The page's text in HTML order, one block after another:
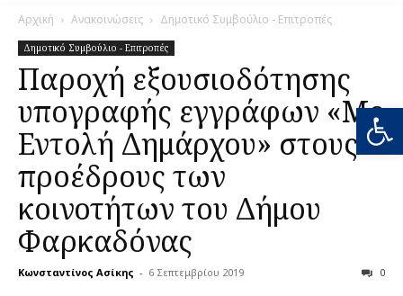
Αρχική Ανακοινώσεις Δημοτικό Συμβούλιο - Επιτροπές
Δημοτικό Συμβούλιο - Επιτροπές
Παροχή εξουσιοδότησης
υπογραφής εγγράφων «Με
Εντολή Δημάρχου» στους
προέδρους των
κοινοτήτων του Δήμου
Φαρκαδόνας
Κωνσταντίνος Ασίκης - 6 Σεπτεμβρίου 2019 0